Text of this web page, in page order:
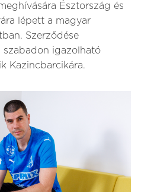
Észtország és
lépett a magyar
Szerződése
igazolható
Kazincbarcikára.